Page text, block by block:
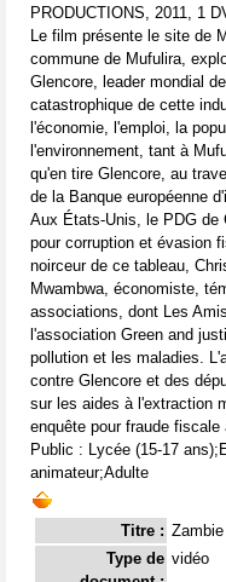
PRODUCTIONS, 2011, 1
Le film présente le site de
commune de Mufulira,
Glencore, leader mondial
catastrophique de cette
l'économie, l'emploi, la
l'environnement, tant à
qu'en tire Glencore, au
de la Banque européenne
Aux États-Unis, le PDG de
pour corruption et évasion
noirceur de ce tableau,
Mwambwa, économiste,
associations, dont Les
l'association Green and
pollution et les maladies.
contre Glencore et des
sur les aides à l'extraction
enquête pour fraude
Public : Lycée (15-17
animateur;Adulte
Titre :
Type de vidéo